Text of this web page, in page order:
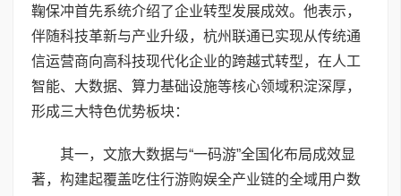
鞠保冲首先系统介绍了企业转型发展成效。他表示，
伴随科技革新与产业升级，杭州联通已实现从传统通
信运营商向高科技现代化企业的跨越式转型，在人工
智能、大数据、算力基础设施等核心领域积淀深厚，
形成三大特色优势板块：
其一，文旅大数据与“一码游”全国化布局成效显
著，构建起覆盖吃住行游购娱全产业链的全域用户数